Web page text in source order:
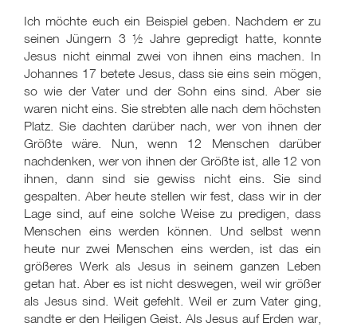
Ich möchte euch ein Beispiel geben. Nachdem er zu
seinen Jüngern 3 ½ Jahre gepredigt hatte, konnte
Jesus nicht einmal zwei von ihnen eins machen. In
Johannes 17 betete Jesus, dass sie eins sein mögen,
so wie der Vater und der Sohn eins sind. Aber sie
waren nicht eins. Sie strebten alle nach dem höchsten
Platz. Sie dachten darüber nach, wer von ihnen der
Größte wäre. Nun, wenn 12 Menschen darüber
nachdenken, wer von ihnen der Größte ist, alle 12 von
ihnen, dann sind sie gewiss nicht eins. Sie sind
gespalten. Aber heute stellen wir fest, dass wir in der
Lage sind, auf eine solche Weise zu predigen, dass
Menschen eins werden können. Und selbst wenn
heute nur zwei Menschen eins werden, ist das ein
größeres Werk als Jesus in seinem ganzen Leben
getan hat. Aber es ist nicht deswegen, weil wir größer
als Jesus sind. Weit gefehlt. Weil er zum Vater ging,
sandte er den Heiligen Geist. Als Jesus auf Erden war,